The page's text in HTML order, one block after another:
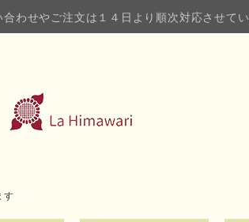
合わせやご注文は１４日より順次対応させて
す